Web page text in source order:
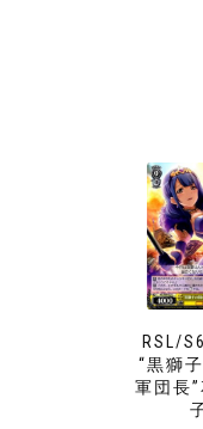
RSL/
“黒獅
軍団長